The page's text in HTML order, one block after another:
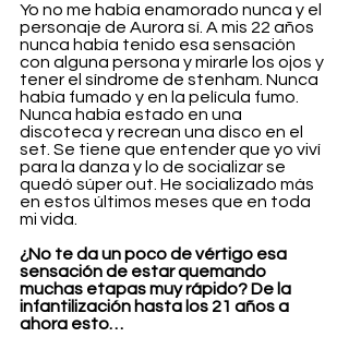
Yo no me había enamorado nunca y el
personaje de Aurora sí. A mis 22 años
nunca había tenido esa sensación
con alguna persona y mirarle los ojos y
tener el síndrome de stenham. Nunca
había fumado y en la película fumo.
Nunca había estado en una
discoteca y recrean una disco en el
set. Se tiene que entender que yo viví
para la danza y lo de socializar se
quedó súper out. He socializado más
en estos últimos meses que en toda
mi vida.
¿No te da un poco de vértigo esa
sensación de estar quemando
muchas etapas muy rápido? De la
infantilización hasta los 21 años a
ahora esto…